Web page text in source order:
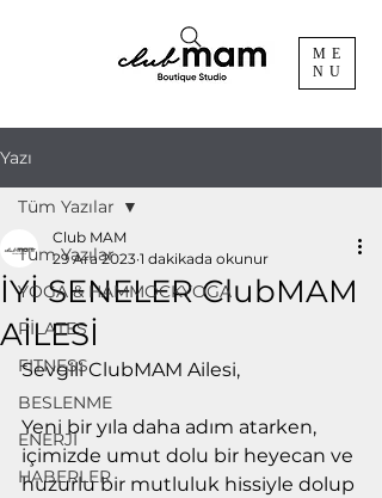
ME
NU
Yazı
Tüm Yazılar
YOGA & HAMMOCKYOGA
PİLATES
FITNESS
BESLENME
ENERJİ
HABERLER
Tüm Yazılar
İYİ SENELER ClubMAM
AİLESİ
Club MAM
29 Ara 2023 1 dakikada okunur
Sevgili ClubMAM Ailesi,
Yeni bir yıla daha adım atarken,
içimizde umut dolu bir heyecan ve
huzurlu bir mutluluk hissiyle dolup